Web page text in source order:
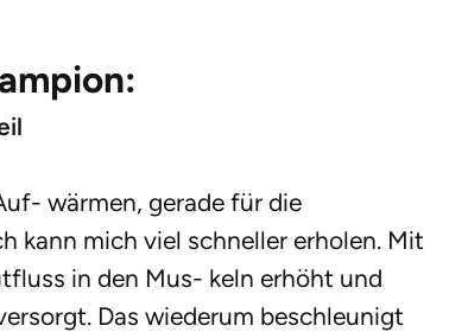
wärmen, gerade für die
kann mich viel schneller erholen. Mit
in den Mus- keln erhöht und
Das wiederum beschleunigt